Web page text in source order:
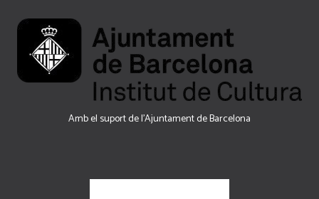
Amb el suport de l’Ajuntament de Barcelona